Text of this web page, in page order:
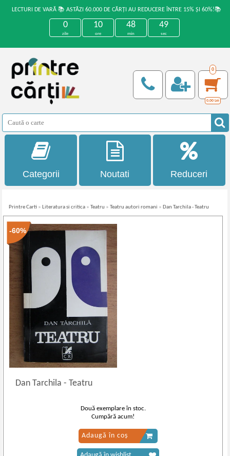
LECTURI DE VARĂ 📚 ASTĂZI 60.000 DE CĂRȚI AU REDUCERE ÎNTRE 15% ȘI 60%!📚
0
zile
10
ore
48
min
49
sec
0
0,00 Lei
Categorii Noutati Reduceri
Printre Carti » Literatura si critica »Teatru »Teatru autori romani » Dan Tarchila - Teatru
-60%
Dan Tarchila- Teatru
Două exemplare în stoc.
Cumpără acum!
Adaugă în coș